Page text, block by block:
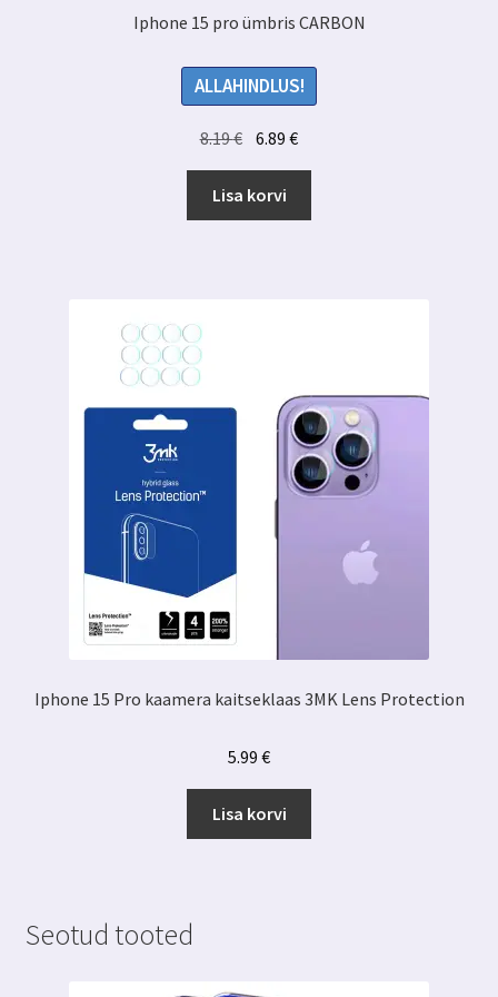
Iphone 15 pro ümbris CARBON
ALLAHINDLUS!
8.19€ Algne
hind
oli:
8.19 €.
6.89€Praegune
hind
6.89 €.
Lisa korvi
Iphone 15 Pro kaamera kaitseklaas 3MK Lens Protection
5.99 €
Lisa korvi
Seotud tooted